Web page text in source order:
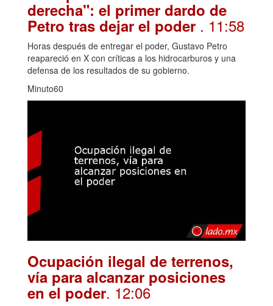
derecha": el primer dardo de
Petro tras dejar el poder . 11:58
Horas después de entregar el poder, Gustavo Petro
reapareció en X con críticas a los hidrocarburos y una
defensa de los resultados de su gobierno.
Minuto60
Ocupación ilegal de terrenos,
vía para alcanzar posiciones
en el poder. 12:06